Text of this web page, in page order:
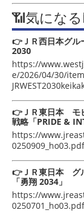
📶気にな
👉ＪＲ西日本グル
2030
https://
e/2026/04/30/
👉ＪＲ東日本 モ
戦略「PRIDE &
https://
0250909_ho03.pdf
👉ＪＲ東日本 グ
「勇翔 2034」
https://
0250701_ho03.pdf